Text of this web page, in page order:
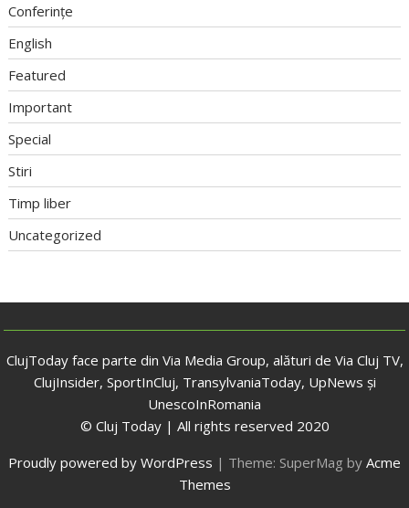
Conferințe
English
Featured
Important
Special
Stiri
Timp liber
Uncategorized
ClujToday face parte din Via Media Group, alături de Via Cluj TV,
ClujInsider, SportInCluj, TransylvaniaToday, UpNews și
UnescoInRomania
© Cluj Today | All rights reserved 2020
Proudly powered by WordPress | Theme: SuperMag by Acme
Themes